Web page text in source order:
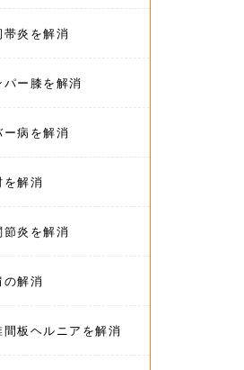
帯炎を解消
パー膝を解消
ー病を解消
を解消
節炎を解消
の解消
間板ヘルニアを解消